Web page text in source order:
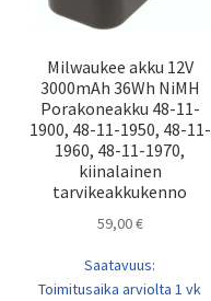
Milwaukee akku 12V
3000mAh 36Wh NiMH
Porakoneakku 48-11-
1900, 48-11-1950, 48-11-
1960, 48-11-1970,
kiinalainen
tarvikeakkukenno
59,00€
Saatavuus:
Toimitusaika arviolta 1 vk